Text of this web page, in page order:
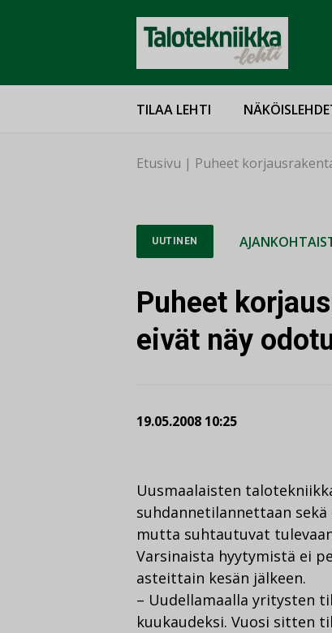
TILAA LEHTI
Etusivu | Puheet
UUTINEN
Puheet
eivät näy
19.05.2008 10:25
Uusmaalaisten
suhdannetilannettaan
mutta suhtautuvat
Varsinaista hyytymistä ei
asteittain kesän jälkeen.
– Uudellamaalla yritysten
kuukaudeksi. Vuosi sitten